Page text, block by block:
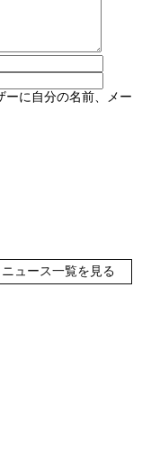
ーに自分の名前、メー
ニュース一覧を見る